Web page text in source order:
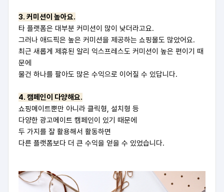
3. 커미션이 높아요.
타 플랫폼은 대부분 커미션이 많이 낮더라고요.
그러나 애드픽은 높은 커미션을 제공하는 쇼핑몰도 많았어요.
최근 새롭게 제휴된 알리 익스프레스도 커미션이 높은 편이기 때
문에
물건 하나를 팔아도 많은 수익으로 이어질 수 있답니다.
4. 캠페인이 다양해요.
쇼핑메이트뿐만 아니라 클릭형, 설치형 등
다양한 광고메이트 캠페인이 있기 때문에
두 가지를 잘 활용해서 활동하면
다른 플랫폼보다 더 큰 수익을 얻을 수 있었습니다.